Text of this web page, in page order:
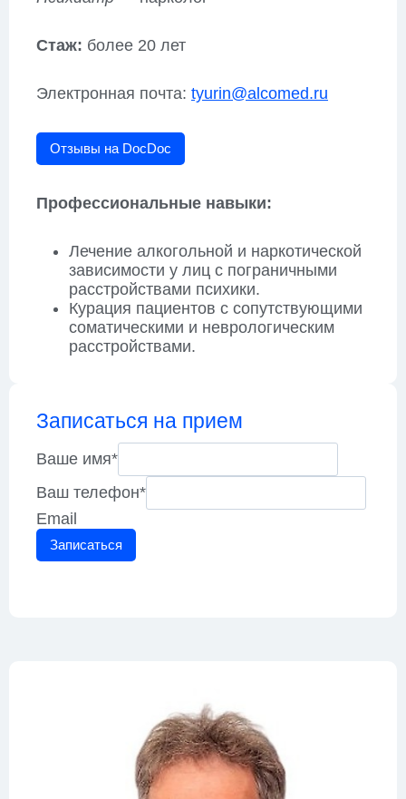
Стаж: более 20 лет
Электронная почта: tyurin@alcomed.ru
Отзывы на DocDoc
Профессиональные навыки:
Лечение алкогольной и наркотической
зависимости у лиц с пограничными
расстройствами психики.
Курация пациентов с сопутствующими
соматическими и неврологическим
расстройствами.
Записаться на прием
Ваше имя*
Ваш телефон*
Email
Записаться